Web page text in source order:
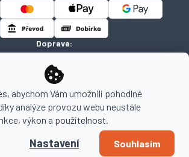
abychom Vám umožnili pohodlné
analýze provozu webu neustále
výkon a použitelnost.
Nastavení Souhlasím
Doprava:
Vytvořil Shoptet
AHOMI. Všechna práva vyhrazena.